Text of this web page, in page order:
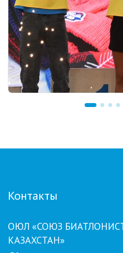
Контакты
ОЮЛ «СОЮЗ
КАЗАХСТАН»